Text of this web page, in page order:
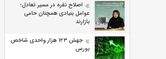
اصلاح نقره در مسیر تعادل؛
عوامل بنیادی همچنان حامی
بازارند
جهش ۱۲۳ هزار واحدی شاخص
بورس